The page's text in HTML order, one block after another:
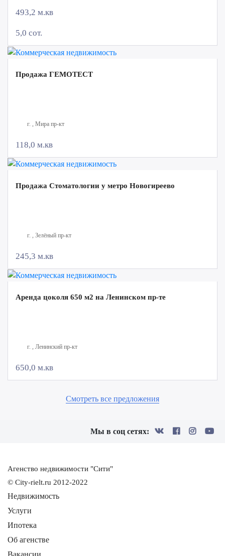
493,2 м.кв
5,0 сот.
Продажа ГЕМОТЕСТ
г. , Мира пр-кт
118,0 м.кв
Продажа Стоматологии у метро Новогиреево
г. , Зелёный пр-кт
245,3 м.кв
Аренда цоколя 650 м2 на Ленинском пр-те
г. , Ленинский пр-кт
650,0 м.кв
Смотреть все предложения
Мы в соц сетях:
Агенство недвижимости "Сити"
© City-rielt.ru 2012-2022
Недвижимость
Услуги
Ипотека
Об агенстве